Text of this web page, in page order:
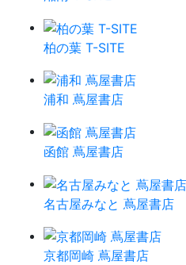
柏の葉 T-SITE
浦和 蔦屋書店
函館 蔦屋書店
名古屋みなと 蔦屋書店
京都岡崎 蔦屋書店